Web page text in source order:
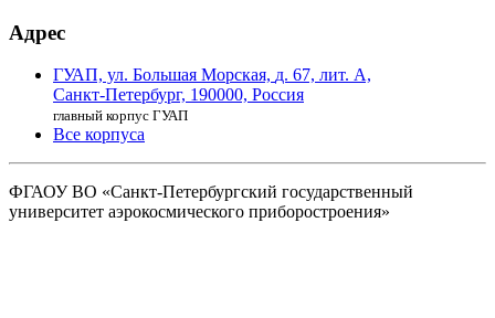
Адрес
ГУАП, ул. Большая Морская, д. 67, лит. А,
Санкт-Петербург, 190000, Россия
главный корпус ГУАП
Все корпуса
ФГАОУ ВО «Санкт-Петербургский государственный
университет аэрокосмического приборостроения»